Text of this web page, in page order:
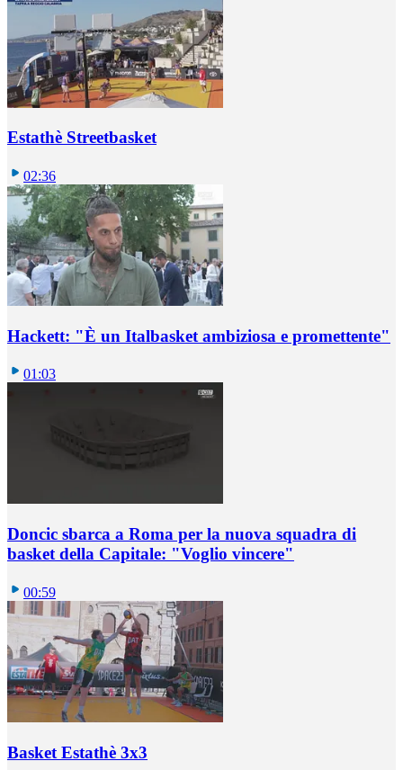
Estathè Streetbasket
02:36
Hackett: "È un Italbasket ambiziosa e promettente"
01:03
Doncic sbarca a Roma per la nuova squadra di
basket della Capitale: "Voglio vincere"
00:59
Basket Estathè 3x3